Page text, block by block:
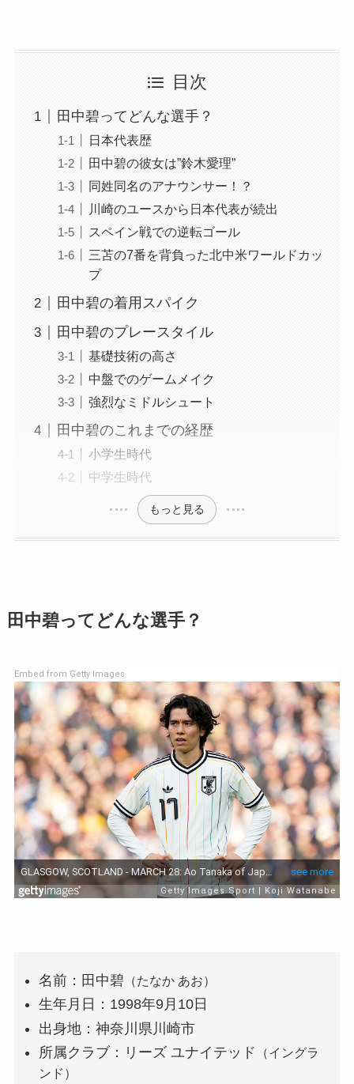
目次
田中碧ってどんな選手？
日本代表歴
田中碧の彼女は”鈴木愛理”
同姓同名のアナウンサー！？
川崎のユースから日本代表が続出
スペイン戦での逆転ゴール
三苫の7番を背負った北中米ワールドカッ
プ
田中碧の着用スパイク
田中碧のプレースタイル
基礎技術の高さ
中盤でのゲームメイク
強烈なミドルシュート
田中碧のこれまでの経歴
小学生時代
中学生時代
もっと見る
田中碧ってどんな選手？
Embed from Getty Images
名前：田中碧 （たなか あお）
生年月日：1998年9月10日
出身地：神奈川県川崎市
所属クラブ：リーズ ユナイテッド
（イングラ
ンド）